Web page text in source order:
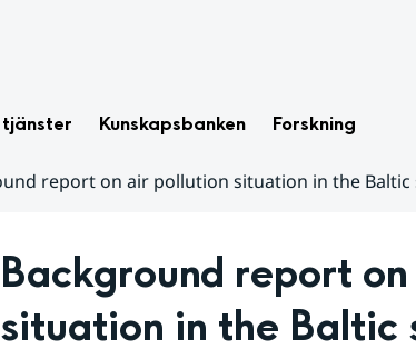
Kunskapsbanken Forskning
report on air pollution situation in the Baltic
Background report
situation in the Baltic